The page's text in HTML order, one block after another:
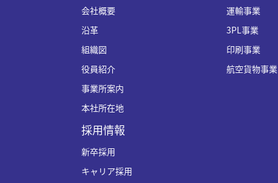
会社概要
沿革
組織図
役員紹介
事業所案内
本社所在地
運輸事業
3PL事業
印刷事業
航空貨物事業
採用情報
新卒採用
キャリア採用